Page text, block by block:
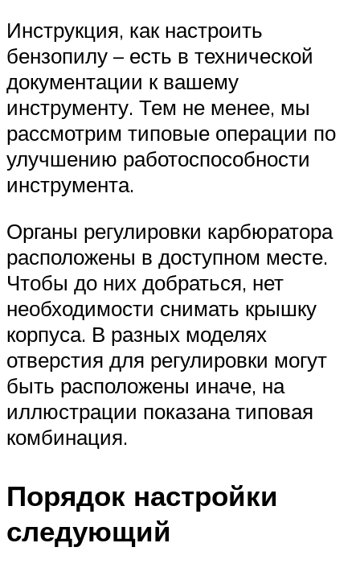
Инструкция, как настроить
бензопилу – есть в технической
документации к вашему
инструменту. Тем не менее, мы
рассмотрим типовые операции по
улучшению работоспособности
инструмента.
Органы регулировки карбюратора
расположены в доступном месте.
Чтобы до них добраться, нет
необходимости снимать крышку
корпуса. В разных моделях
отверстия для регулировки могут
быть расположены иначе, на
иллюстрации показана типовая
комбинация.
Порядок настройки
следующий